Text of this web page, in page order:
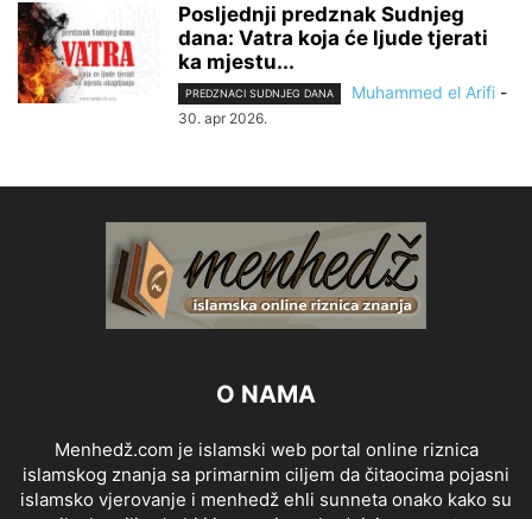
Posljednji predznak Sudnjeg
dana: Vatra koja će ljude tjerati
ka mjestu...
PREDZNACI SUDNJEG DANA Muhammed el Arifi -
30. apr 2026.
O NAMA
Menhedž.com je islamski web portal online riznica
islamskog znanja sa primarnim ciljem da čitaocima pojasni
islamsko vjerovanje i menhedž ehli sunneta onako kako su